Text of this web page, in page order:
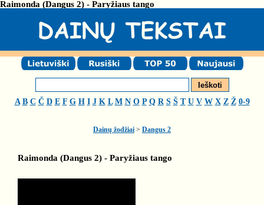
Raimonda (Dangus 2) - Paryžiaus tango
A B C Č D E F G H I J K L M N O P Q R S Š T U V W X Z Ž 0-9
Dainų žodžiai > Dangus 2
Raimonda (Dangus 2) - Paryžiaus tango